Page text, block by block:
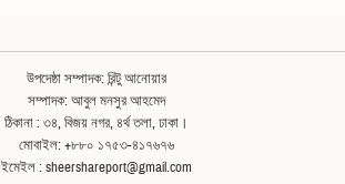
উপদেষ্ঠা সম্পাদক: রিন্টু আনোয়ার
সম্পাদক: আবুল মনসুর আহমেদ
ঠিকানা : ৩৪, বিজয় নগর, ৪র্থ তলা, ঢাকা।
মোবাইল: +৮৮০ ১৭৫৩-৪১৭৬৭৬
ইমেইল : sheershareport@gmail.com